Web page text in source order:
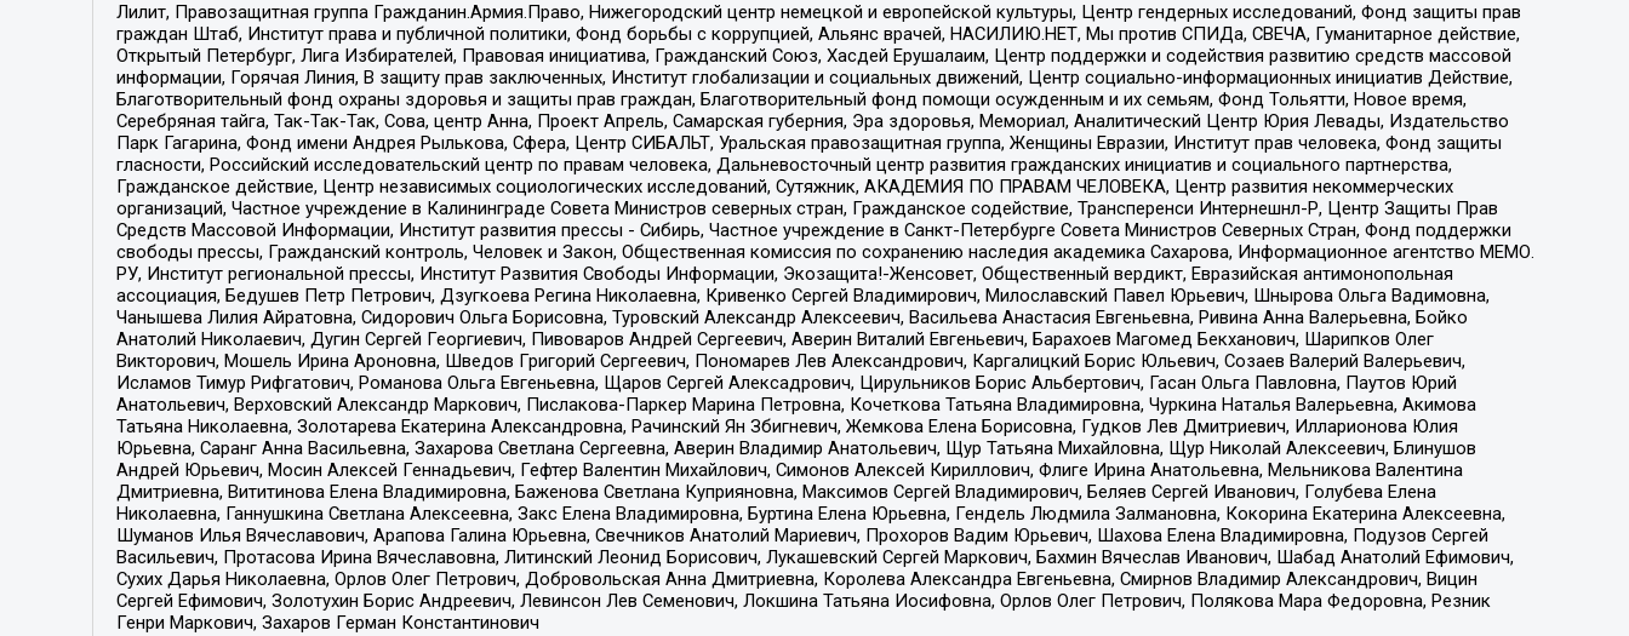
Лилит, Правозащитная группа Гражданин.Армия.Право, Нижегородский центр немецкой и европейской культуры, Центр гендерных исследований, Фонд защиты прав
граждан Штаб, Институт права и публичной политики, Фонд борьбы с коррупцией, Альянс врачей, НАСИЛИЮ.НЕТ, Мы против СПИДа, СВЕЧА, Гуманитарное действие,
Открытый Петербург, Лига Избирателей, Правовая инициатива, Гражданский Союз, Хасдей Ерушалаим, Центр поддержки и содействия развитию средств массовой
информации, Горячая Линия, В защиту прав заключенных, Институт глобализации и социальных движений, Центр социально-информационных инициатив Действие,
Благотворительный фонд охраны здоровья и защиты прав граждан, Благотворительный фонд помощи осужденным и их семьям, Фонд Тольятти, Новое время,
Серебряная тайга, Так-Так-Так, Сова, центр Анна, Проект Апрель, Самарская губерния, Эра здоровья, Мемориал, Аналитический Центр Юрия Левады, Издательство
Парк Гагарина, Фонд имени Андрея Рылькова, Сфера, Центр СИБАЛЬТ, Уральская правозащитная группа, Женщины Евразии, Институт прав человека, Фонд защиты
гласности, Российский исследовательский центр по правам человека, Дальневосточный центр развития гражданских инициатив и социального партнерства,
Гражданское действие, Центр независимых социологических исследований, Сутяжник, АКАДЕМИЯ ПО ПРАВАМ ЧЕЛОВЕКА, Центр развития некоммерческих
организаций, Частное учреждение в Калининграде Совета Министров северных стран, Гражданское содействие, Трансперенси Интернешнл-Р, Центр Защиты Прав
Средств Массовой Информации, Институт развития прессы - Сибирь, Частное учреждение в Санкт-Петербурге Совета Министров Северных Стран, Фонд поддержки
свободы прессы, Гражданский контроль, Человек и Закон, Общественная комиссия по сохранению наследия академика Сахарова, Информационное агентство МЕМО.
РУ, Институт региональной прессы, Институт Развития Свободы Информации, Экозащита!-Женсовет, Общественный вердикт, Евразийская антимонопольная
ассоциация, Бедушев Петр Петрович, Дзугкоева Регина Николаевна, Кривенко Сергей Владимирович, Милославский Павел Юрьевич, Шнырова Ольга Вадимовна,
Чанышева Лилия Айратовна, Сидорович Ольга Борисовна, Туровский Александр Алексеевич, Васильева Анастасия Евгеньевна, Ривина Анна Валерьевна, Бойко
Анатолий Николаевич, Дугин Сергей Георгиевич, Пивоваров Андрей Сергеевич, Аверин Виталий Евгеньевич, Барахоев Магомед Бекханович, Шарипков Олег
Викторович, Мошель Ирина Ароновна, Шведов Григорий Сергеевич, Пономарев Лев Александрович, Каргалицкий Борис Юльевич, Созаев Валерий Валерьевич,
Исламов Тимур Рифгатович, Романова Ольга Евгеньевна, Щаров Сергей Алексадрович, Цирульников Борис Альбертович, Гасан Ольга Павловна, Паутов Юрий
Анатольевич, Верховский Александр Маркович, Пислакова-Паркер Марина Петровна, Кочеткова Татьяна Владимировна, Чуркина Наталья Валерьевна, Акимова
Татьяна Николаевна, Золотарева Екатерина Александровна, Рачинский Ян Збигневич, Жемкова Елена Борисовна, Гудков Лев Дмитриевич, Илларионова Юлия
Юрьевна, Саранг Анна Васильевна, Захарова Светлана Сергеевна, Аверин Владимир Анатольевич, Щур Татьяна Михайловна, Щур Николай Алексеевич, Блинушов
Андрей Юрьевич, Мосин Алексей Геннадьевич, Гефтер Валентин Михайлович, Симонов Алексей Кириллович, Флиге Ирина Анатольевна, Мельникова Валентина
Дмитриевна, Вититинова Елена Владимировна, Баженова Светлана Куприяновна, Максимов Сергей Владимирович, Беляев Сергей Иванович, Голубева Елена
Николаевна, Ганнушкина Светлана Алексеевна, Закс Елена Владимировна, Буртина Елена Юрьевна, Гендель Людмила Залмановна, Кокорина Екатерина Алексеевна,
Шуманов Илья Вячеславович, Арапова Галина Юрьевна, Свечников Анатолий Мариевич, Прохоров Вадим Юрьевич, Шахова Елена Владимировна, Подузов Сергей
Васильевич, Протасова Ирина Вячеславовна, Литинский Леонид Борисович, Лукашевский Сергей Маркович, Бахмин Вячеслав Иванович, Шабад Анатолий Ефимович,
Сухих Дарья Николаевна, Орлов Олег Петрович, Добровольская Анна Дмитриевна, Королева Александра Евгеньевна, Смирнов Владимир Александрович, Вицин
Сергей Ефимович, Золотухин Борис Андреевич, Левинсон Лев Семенович, Локшина Татьяна Иосифовна, Орлов Олег Петрович, Полякова Мара Федоровна, Резник
Генри Маркович, Захаров Герман Константинович